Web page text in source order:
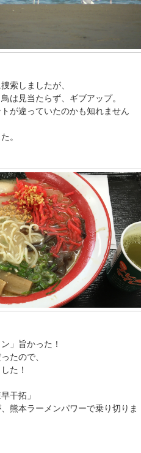
索しましたが、
は見当たらず、ギブアップ。
が違っていたのかも知れません
。
」旨かった！
たので、
た！
干拓」
熊本ラーメンパワーで乗り切りま